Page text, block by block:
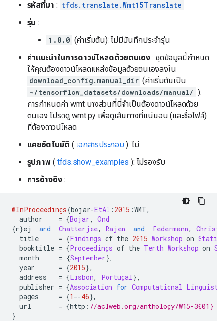
รหัสที่มา : tfds.translate.Wmt15Translate
รุ่น :
1.0.0 (ค่าเริ่มต้น): ไม่มีบันทึกประจำรุ่น
คำแนะนำในการดาวน์โหลดด้วยตนเอง : ชุดข้อมูลนี้กำหนด
ให้คุณต้องดาวน์โหลดแหล่งข้อมูลด้วยตนเองลงใน
download_config.manual_dir (ค่าเริ่มต้นเป็น
~/tensorflow_datasets/downloads/manual/ ):
การกำหนดค่า wmt บางส่วนที่นี่จำเป็นต้องดาวน์โหลดด้วย
ตนเอง โปรดดู wmt.py เพื่อดูเส้นทางที่แน่นอน (และชื่อไฟล์)
ที่ต้องดาวน์โหลด
แคชอัตโนมัติ ( เอกสารประกอบ ): ไม่
รูปภาพ ( tfds.show_examples ): ไม่รองรับ
การอ้างอิง :
@InProceedings{bojar-EtAl : 2015 :WMT,
author = {Bojar,
Ond
{r}ej and Chatterjee, Rajen and Federmann,
title = {Findings of the 2015 Workshop on
booktitle = {Proceedings of the Tenth Workshop on
month = {September},
year = {2015},
address = {Lisbon, Portugal},
publisher = {Association for Computational
pages = {1 --46},
url = {http : //aclweb.org/anthology/W15-3001}
}